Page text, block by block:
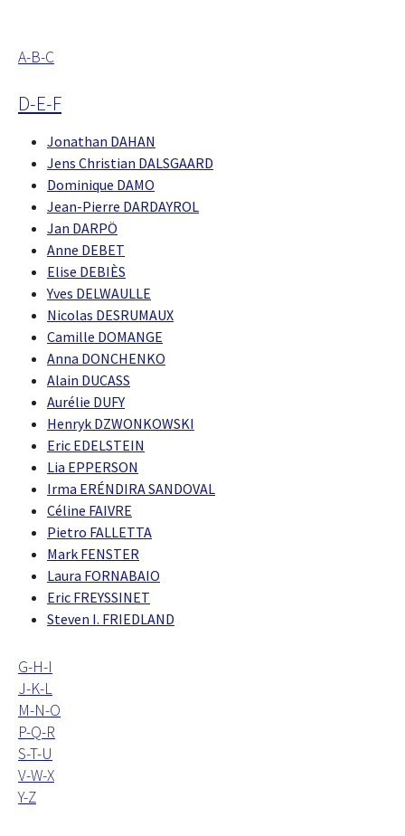
A-B-C
D-E-F
Jonathan DAHAN
Jens Christian DALSGAARD
Dominique DAMO
Jean-Pierre DARDAYROL
Jan DARPÖ
Anne DEBET
Elise DEBIÈS
Yves DELWAULLE
Nicolas DESRUMAUX
Camille DOMANGE
Anna DONCHENKO
Alain DUCASS
Aurélie DUFY
Henryk DZWONKOWSKI
Eric EDELSTEIN
Lia EPPERSON
Irma ERÉNDIRA SANDOVAL
Céline FAIVRE
Pietro FALLETTA
Mark FENSTER
Laura FORNABAIO
Eric FREYSSINET
Steven I. FRIEDLAND
G-H-I
J-K-L
M-N-O
P-Q-R
S-T-U
V-W-X
Y-Z